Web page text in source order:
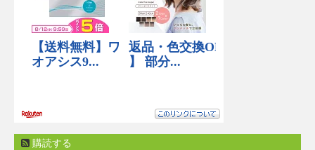
購読する